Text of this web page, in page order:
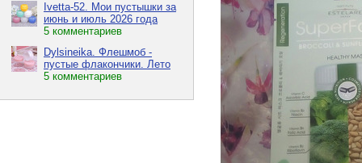
Ivetta-52. Мои пустышки за
июнь и июль 2026 года
5 комментариев
Dylsineika. Флешмоб -
пустые флакончики. Лето
5 комментариев